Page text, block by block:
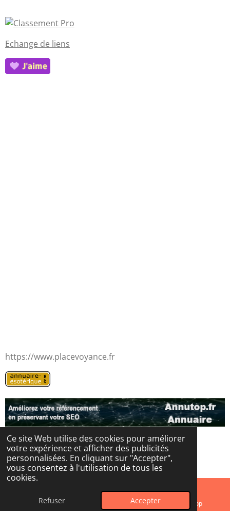
Ce site Web utilise des cookies pour améliorer
votre expérience et afficher des publicités
personnalisées. En cliquant sur "Accepter",
vous consentez à l'utilisation de tous les
cookies.
Refuser Accepter
Echange de liens
https://www.placevoyance.fr
© 2024 - 2026 Les portes de l'au-delà
Propulsé parWebador
E-mail WhatsApp